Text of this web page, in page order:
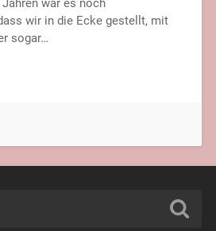
war es noch
wir in die Ecke gestellt, mit
sogar…